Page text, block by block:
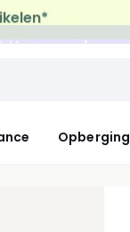
Home aankopen
Opberging